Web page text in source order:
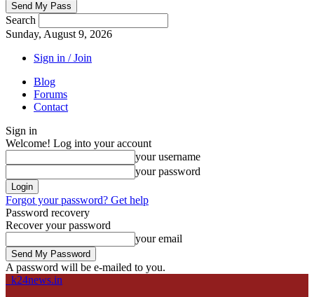
Search
Sunday, August 9, 2026
Sign in / Join
Blog
Forums
Contact
Sign in
Welcome! Log into your account
your username
your password
Forgot your password? Get help
Password recovery
Recover your password
your email
A password will be e-mailed to you.
k24news.in